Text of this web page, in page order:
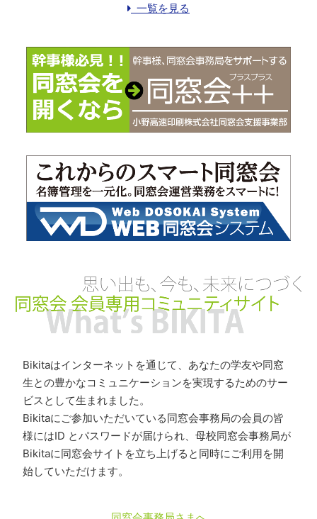
一覧を見る
Bikitaはインターネットを通じて、あなたの学友や同窓
生との豊かなコミュニケーションを実現するためのサー
ビスとして生まれました。
Bikitaにご参加いただいている同窓会事務局の会員の皆
様にはID とパスワードが届けられ、母校同窓会事務局が
Bikitaに同窓会サイトを立ち上げると同時にご利用を開
始していただけます。